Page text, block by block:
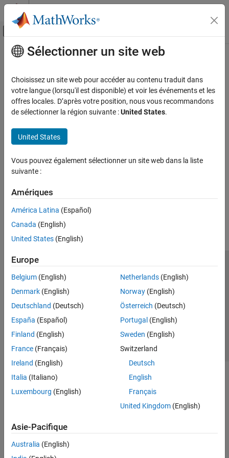
Passer au contenu
Activer/désactiver l'affichage du menu
Accueil de la documentation
Développement FPGA, ASIC et SoC
Contenu principal
How useful was this information?
Sélectionner un site web
Choisissez un site web pour accéder au contenu traduit dans
votre langue (lorsqu'il est disponible) et voir les événements et les
offres locales. D’après votre position, nous vous recommandons
de sélectionner la région suivante :United States.
United States
Vous pouvez également sélectionner un site web dans la liste
suivante :
Amériques
América Latina (Español)
Canada (English)
United States (English)
Europe
Belgium (English)
Denmark (English)
Deutschland (Deutsch)
España (Español)
Finland (English)
France (Français)
Ireland (English)
Italia (Italiano)
Luxembourg (English)
Netherlands(English)
Norway(English)
Österreich (Deutsch)
Portugal (English)
Sweden (English)
Switzerland
Deutsch
English
Français
United Kingdom(English)
Asie-Pacifique
Australia (English)
Lutte anti-piratage
Contacts locaux
© 1994-2026 The MathWorks, Inc.